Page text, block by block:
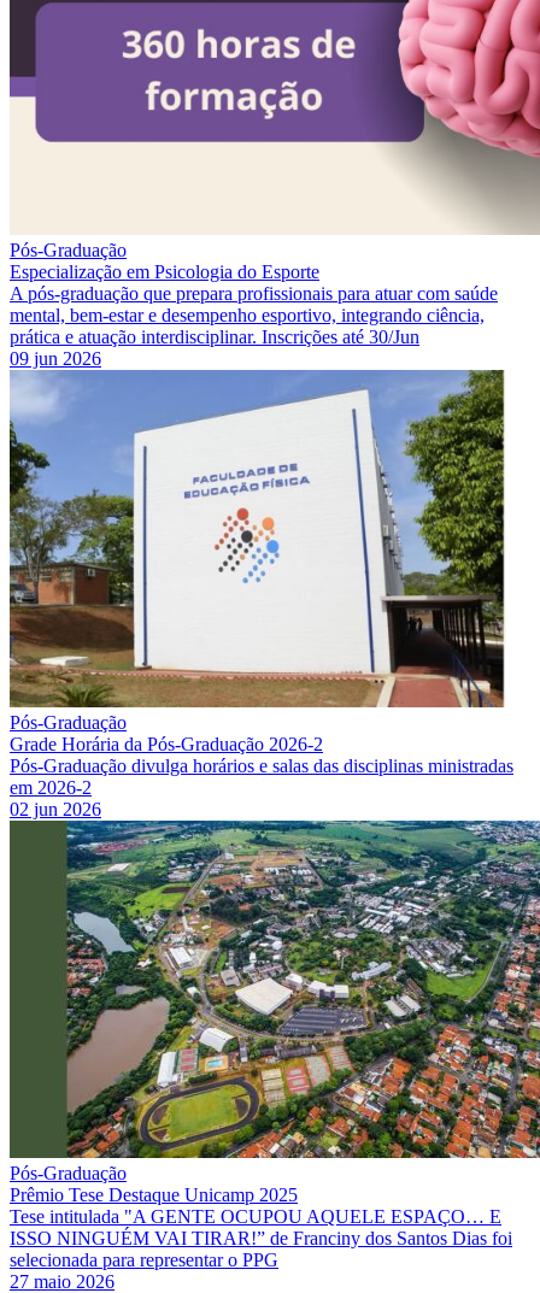
Pós-Graduação
Especialização em Psicologia do Esporte
A pós-graduação que prepara profissionais para atuar com saúde
mental, bem-estar e desempenho esportivo, integrando ciência,
prática e atuação interdisciplinar. Inscrições até 30/Jun
09 jun 2026
Pós-Graduação
Grade Horária da Pós-Graduação 2026-2
Pós-Graduação divulga horários e salas das disciplinas ministradas
em 2026-2
02 jun 2026
Pós-Graduação
Prêmio Tese Destaque Unicamp 2025
Tese intitulada "A GENTE OCUPOU AQUELE ESPAÇO… E
ISSO NINGUÉM VAI TIRAR!” de Franciny dos Santos Dias foi
selecionada para representar o PPG
27 maio 2026